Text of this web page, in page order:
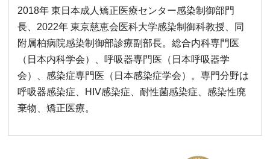
2018年 東日本成人矯正医療センター感染制御部門
長、2022年 東京慈恵会医科大学感染制御科教授、同
附属柏病院感染制御部診療副部長。総合内科専門医
（日本内科学会）、呼吸器専門医（日本呼吸器学
会）、感染症専門医（日本感染症学会）。専門分野は
呼吸器感染症、HIV感染症、耐性菌感染症、感染性廃
棄物、矯正医療。